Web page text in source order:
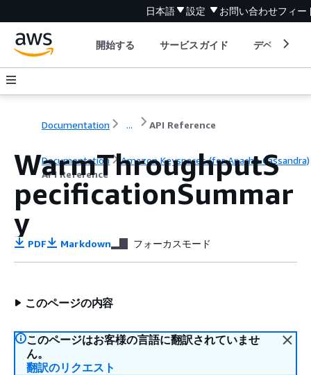
日本語 設定 お問い合わせフィー
開始する サービスガイド デベロッパ
Documentation ... API Reference
Documentation
Amazon Keyspaces (for Apache Cassandra)
API Reference
WarmThroughputS
pecificationSummar
y
PDF Markdown フォーカスモード
このページの内容
このページはお客様の言語に翻訳されていませ
ん。
翻訳のリクエスト